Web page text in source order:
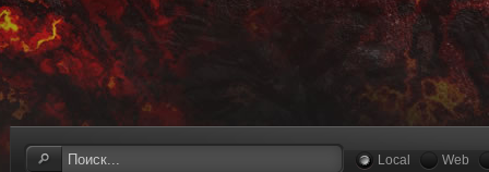
Local Web